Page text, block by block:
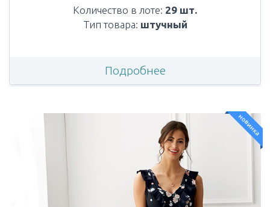
Количество в лоте: 29 шт.
Тип товара: штучный
Подробнее
новинка